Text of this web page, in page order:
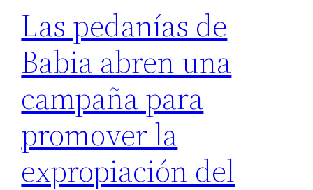
Las pedanías de
Babia abren una
campaña para
promover la
expropiación del